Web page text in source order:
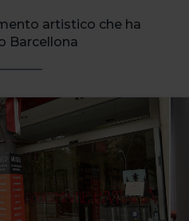
artistico che ha
Barcellona